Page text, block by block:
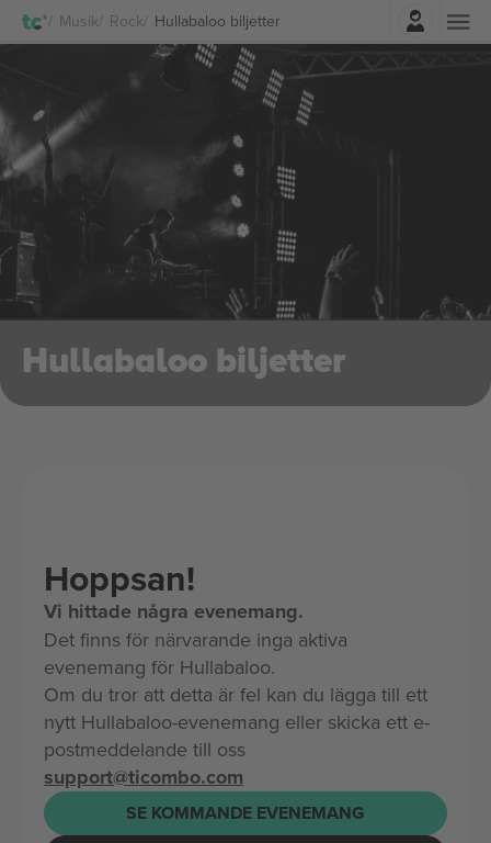
Musik Rock Hullabaloo biljetterLogga in
Hullabaloo biljetter
Hoppsan!
Vi hittade några evenemang.
Det finns för närvarande inga aktiva
evenemang för Hullabaloo.
Om du tror att detta är fel kan du lägga till ett
nytt Hullabaloo-evenemang eller skicka ett e-
postmeddelande till oss
support@ticombo.com
SE KOMMANDE EVENEMANG